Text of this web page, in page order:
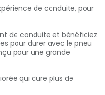
de conduite, pour
de conduite et bénéficiez
pour durer avec le pneu
pour une grande
qui dure plus de